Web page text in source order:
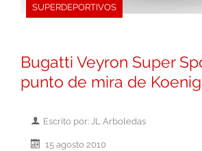
SUPERDEPORTIVOS
Bugatti Veyron Super
punto de mira de
Escrito por: JL Arboledas
15 agosto 2010